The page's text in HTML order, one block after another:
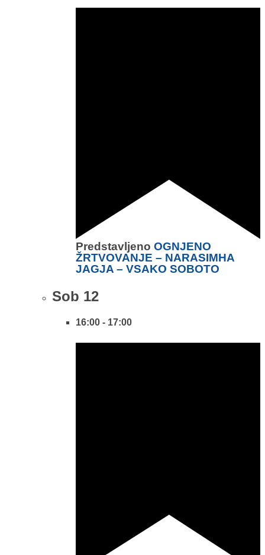
Predstavljeno OGNJENO
ŽRTVOVANJE – NARASIMHA
JAGJA – VSAKO SOBOTO
Sob 12
16:00 - 17:00